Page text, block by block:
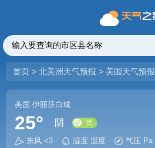
首页 > 北美洲天气预报 > 美国天气预报
美国 伊丽莎白城
25° 阴
东风 <3 湿度 湿度 气压 Pa